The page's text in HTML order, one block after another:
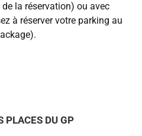
la réservation) ou avec
à réserver votre parking au
PLACES DU GP